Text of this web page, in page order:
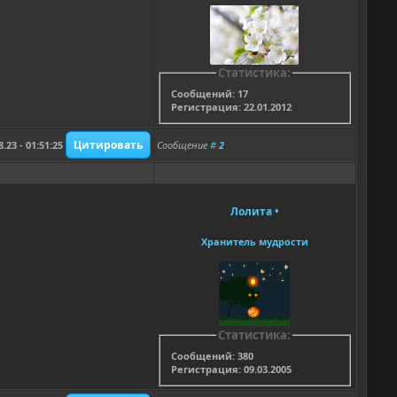
Статистика:
Сообщений: 17
Регистрация: 22.01.2012
- 01:51:25 Сообщение #2
Лолита•
Хранитель мудрости
Статистика:
Сообщений: 380
Регистрация: 09.03.2005